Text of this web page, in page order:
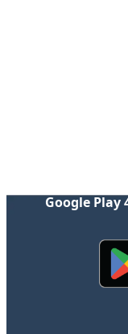
Google Play